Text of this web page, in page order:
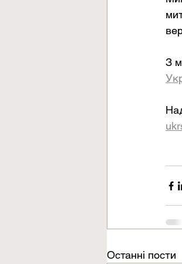
З
Останні пости